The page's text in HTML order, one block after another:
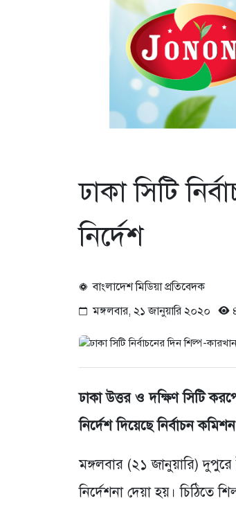
ঢাকা সিটি
নির্দেশ
বাংলাদেশ মিডিয়া প্রতিবেদক
মঙ্গলবার, ২১ জানুয়ারি ২০২০
ঢাকা উত্তর ও দক্ষিণ সিটি
নির্দেশ দিয়েছে নির্বাচন
মঙ্গলবার (২১ জানুয়ারি) দুপুরে
নির্দেশনা দেয়া হয়। চিঠিতে